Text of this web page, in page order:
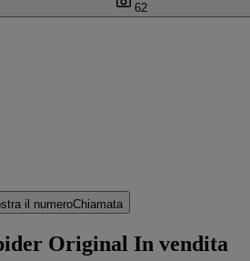
62
il numeroChiamata
Original In vendita